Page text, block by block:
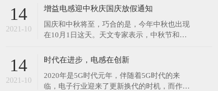
感的相关知识。前两天，有位客户给小编发了
一张图，让小编给他读一下数值，小编在一开
始看到图片的时候没觉得有什么奇怪之处，但
是在帮客户读数值的时候才发现原来这个色环
14
2021-10
增益电感迎中秋庆国庆放假通知
​国庆和中秋将至，巧合的是，今年中秋也出现
在10月1日这天。天文专家表示，中秋节和国
见。上一次是2001年，另外两次分别在2031
年和2077年。对此网友调侃：连国庆和中秋都
在一起了，而我还是单身。​中秋节每年固定在
农历的八月十五，但它在阳历中的日期却非常
14
2021-10
时代在进步，电感在创新
2020年是5G时代元年，伴随着5G时代的来
临，电子行业迎来了更新换代的时机，而作为